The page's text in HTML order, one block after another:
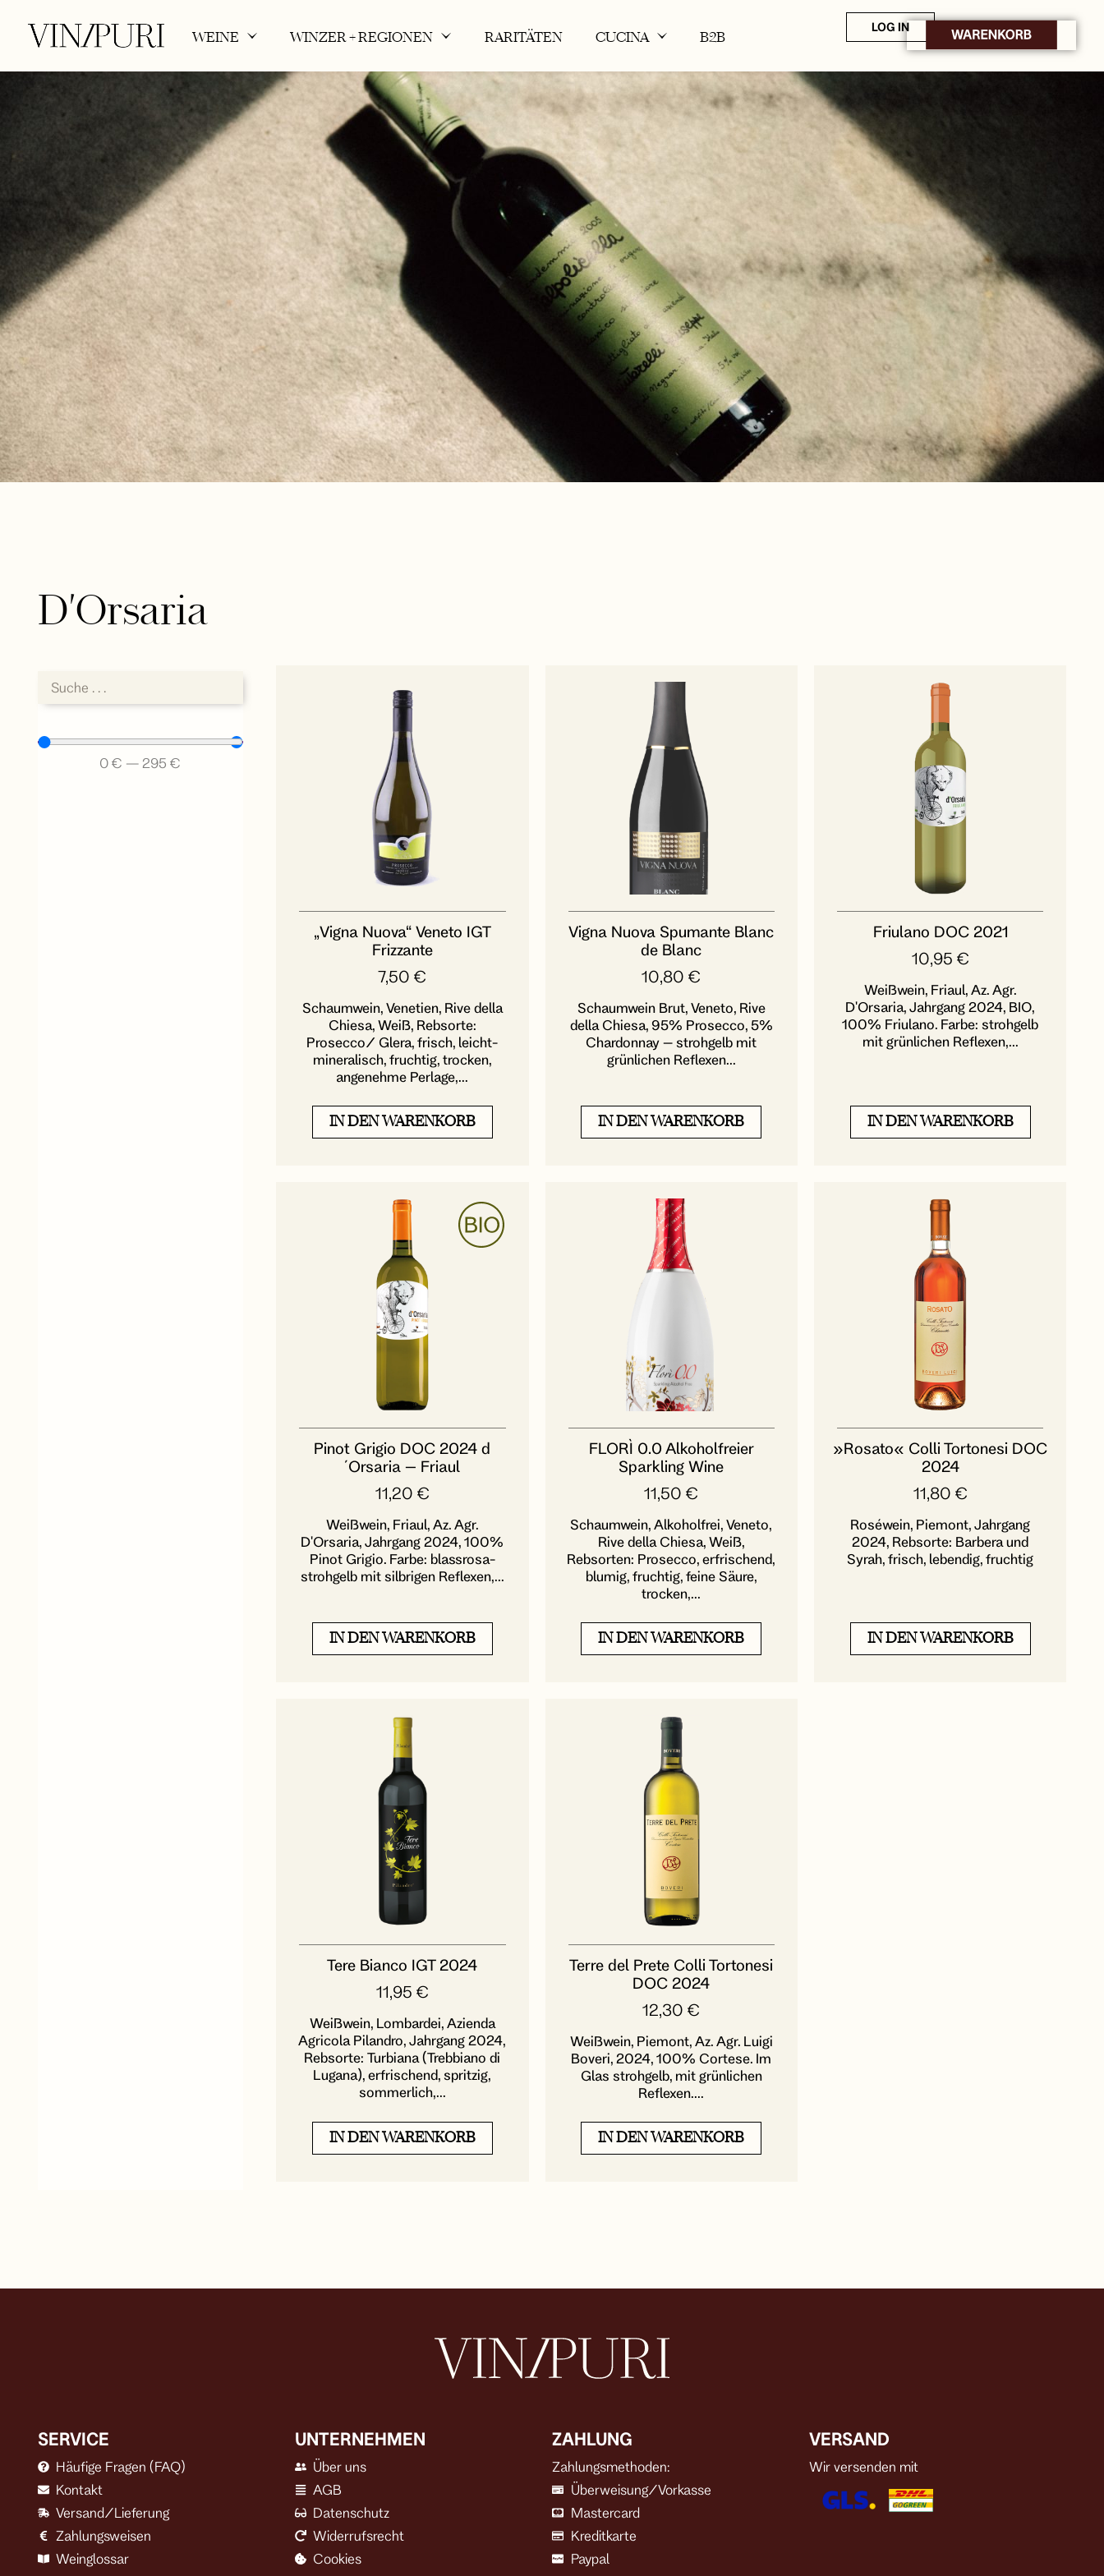
WEINE WINZER + REGIONEN RARITÄTEN CUCINA B2B
LOG IN
D'Orsaria
0 € — 295 €
„Vigna Nuova“ Veneto IGT
Frizzante
7,50€
Schaumwein, Venetien, Rive della
Chiesa, Weiß, Rebsorte:
Prosecco/ Glera, frisch, leicht-
mineralisch, fruchtig, trocken,
angenehme Perlage,...
IN DEN WARENKORB
Vigna Nuova Spumante Blanc
de Blanc
10,80€
Schaumwein Brut, Veneto, Rive
della Chiesa, 95% Prosecco, 5%
Chardonnay – strohgelb mit
grünlichen Reflexen...
IN DEN WARENKORB
Friulano DOC 2021
10,95 €
Weißwein, Friaul, Az. Agr.
D'Orsaria, Jahrgang 2024, BIO,
100% Friulano. Farbe: strohgelb
mit grünlichen Reflexen,...
IN DEN WARENKORB
Pinot Grigio DOC 2024 d
´Orsaria – Friaul
11,20 €
Weißwein, Friaul, Az. Agr.
D'Orsaria, Jahrgang 2024, 100%
Pinot Grigio. Farbe: blassrosa-
strohgelb mit silbrigen Reflexen,...
IN DEN WARENKORB
FLORÌ 0.0 Alkoholfreier
Sparkling Wine
11,50€
Schaumwein, Alkoholfrei, Veneto,
Rive della Chiesa, Weiß,
Rebsorten: Prosecco, erfrischend,
blumig, fruchtig, feine Säure,
trocken,...
IN DEN WARENKORB
»Rosato« Colli Tortonesi DOC
2024
11,80 €
Roséwein, Piemont, Jahrgang
2024, Rebsorte: Barbera und
Syrah, frisch, lebendig, fruchtig
IN DEN WARENKORB
Tere Bianco IGT 2024
11,95 €
Weißwein, Lombardei, Azienda
Agricola Pilandro, Jahrgang 2024,
Rebsorte: Turbiana (Trebbiano di
Lugana), erfrischend, spritzig,
sommerlich,...
IN DEN WARENKORB
Terre del Prete Colli Tortonesi
DOC 2024
12,30€
Weißwein, Piemont, Az. Agr. Luigi
Boveri, 2024, 100% Cortese. Im
Glas strohgelb, mit grünlichen
Reflexen....
IN DEN WARENKORB
SERVICE
Häufige Fragen (FAQ)
Kontakt
Versand/Lieferung
Zahlungsweisen
Weinglossar
UNTERNEHMEN
Über uns
AGB
Datenschutz
Widerrufsrecht
Cookies
ZAHLUNG
Zahlungsmethoden:
Überweisung/Vorkasse
Mastercard
Kreditkarte
Paypal
VERSAND
Wir versenden mit